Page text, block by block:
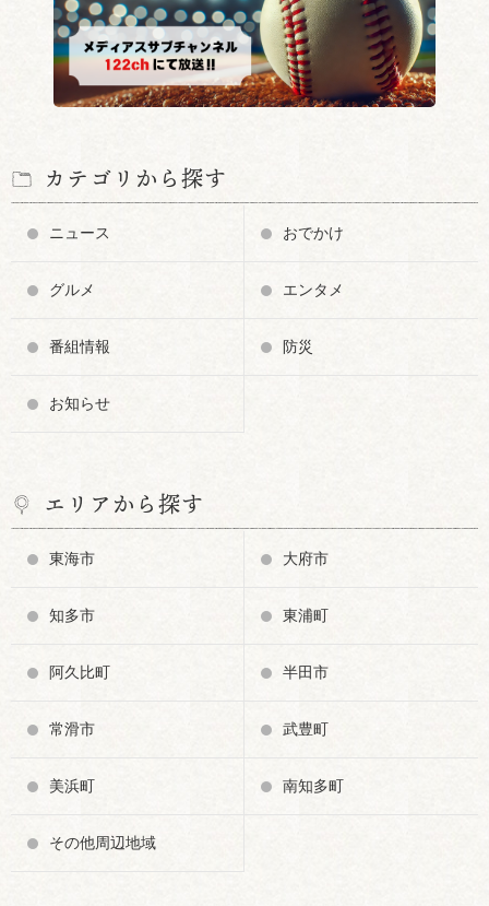
カテゴリから探す
ニュース おでかけ
グルメ エンタメ
番組情報 防災
お知らせ
エリアから探す
東海市 大府市
知多市 東浦町
阿久比町 半田市
常滑市 武豊町
美浜町 南知多町
その他周辺地域